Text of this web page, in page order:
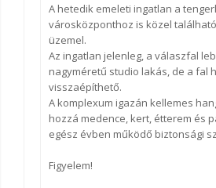
A hetedik emeleti ingatlan a
városközponthoz is közel
üzemel.
Az ingatlan jelenleg, a válaszfal
nagyméretű studio lakás, de a fal
visszaépíthető.
A komplexum igazán kellemes
hozzá medence, kert, étterem és
egész évben működő biztonsági
Figyelem!